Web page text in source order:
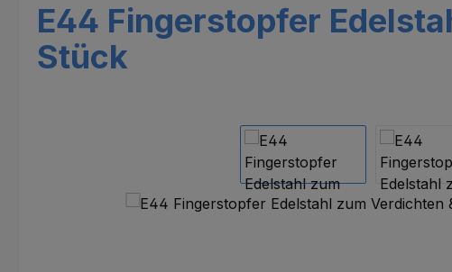
E44 Fingerstopfer
Stück